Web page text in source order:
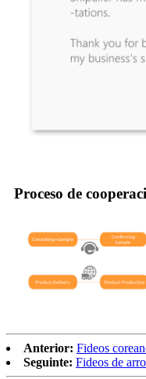
Proceso de
Anterior: Fideos
Seguinte: Fideos de